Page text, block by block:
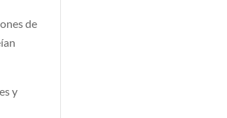
de
y